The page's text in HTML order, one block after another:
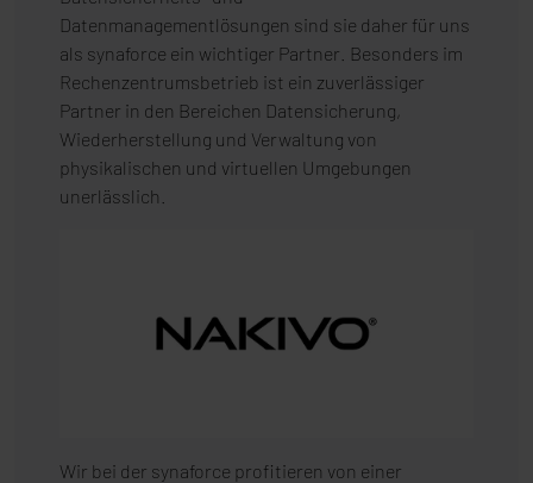
Datenmanagementlösungen sind sie daher für uns
als synaforce ein wichtiger Partner. Besonders im
Rechenzentrumsbetrieb ist ein zuverlässiger
Partner in den Bereichen Datensicherung,
Wiederherstellung und Verwaltung von
physikalischen und virtuellen Umgebungen
unerlässlich.
Wir bei der synaforce profitieren von einer